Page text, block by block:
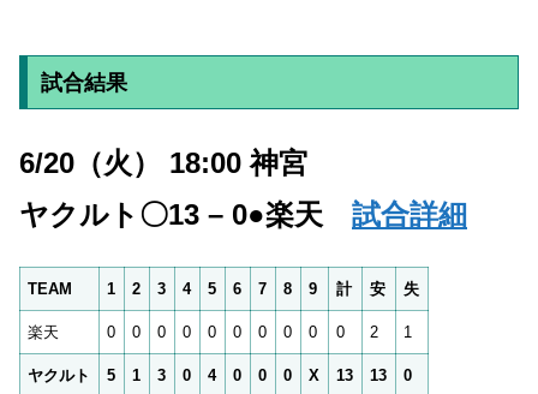
試合結果
6/20（火） 18:00 神宮
ヤクルト〇13 – 0●楽天
試合詳細
TEAM 1 2 3 4 5 6 7 8 9 計 安 失
楽天 0 0 0 0 0 0 0 0 0 0 2 1
ヤクルト 5 1 3 0 4 0 0 0 X 13 13 0